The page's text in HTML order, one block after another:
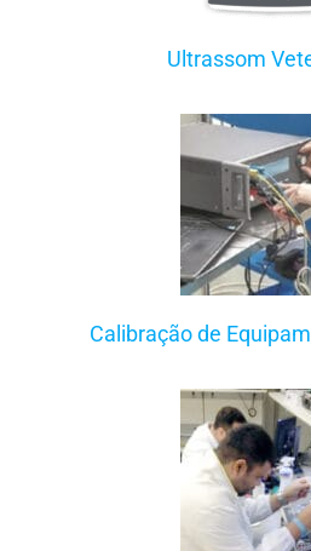
Ultrassom
Calibração de